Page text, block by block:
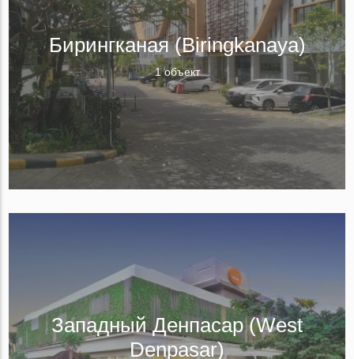
Бирингканая (Biringkanaya)
1 объект
Западный Денпасар (West
Denpasar)